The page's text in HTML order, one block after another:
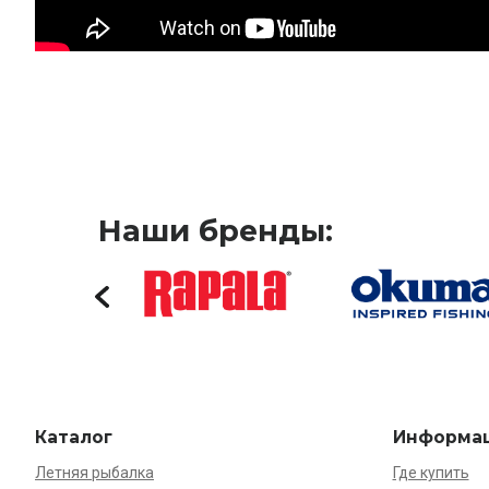
Наши бренды:
Каталог
Летняя рыбалка Где купить